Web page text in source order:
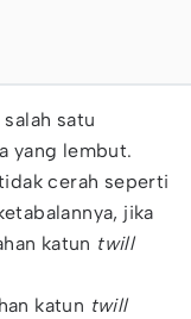
satu
yang lembut.
cerah seperti
jika
katun twill
katun twill